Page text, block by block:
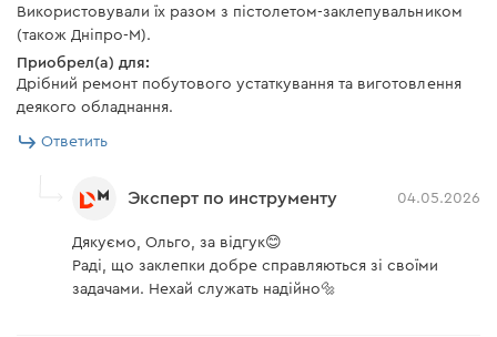
Використовували їх разом з пістолетом-заклепувальником
(також Дніпро-М).
Приобрел(а) для:
Дрібний ремонт побутового устаткування та виготовлення
деякого обладнання.
Ответить
Эксперт по инструменту 04.05.2026
Дякуємо, Ольго, за відгук😊
Раді, що заклепки добре справляються зі своїми
задачами. Нехай служать надійно🔩